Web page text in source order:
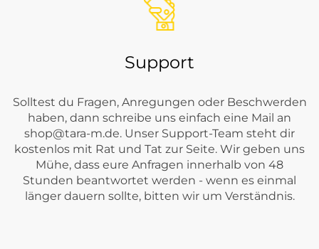
Support
Solltest du Fragen, Anregungen oder Beschwerden
haben, dann schreibe uns einfach eine Mail an
shop@tara-m.de. Unser Support-Team steht dir
kostenlos mit Rat und Tat zur Seite. Wir geben uns
Mühe, dass eure Anfragen innerhalb von 48
Stunden beantwortet werden - wenn es einmal
länger dauern sollte, bitten wir um Verständnis.